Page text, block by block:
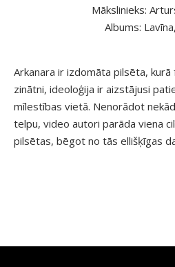
Mākslinieks:
Albums:
Arkanara ir izdomāta pilsēta,
zinātni, ideoloģija ir aizstājusi
mīlestības vietā. Nenorādot
telpu, video autori parāda viena
pilsētas, bēgot no tās ellišķīgas